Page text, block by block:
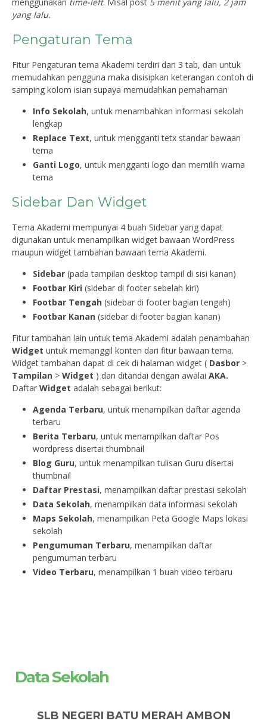
yang lalu.
Pengaturan Tema
Fitur Pengaturan tema Akademi terdiri dari 3 tab, dan untuk
memudahkan pengguna maka disisipkan keterangan contoh di
samping kolom isian supaya memudahkan pemahaman
Info Sekolah, untuk menambahkan informasi sekolah
lengkap
Replace Text, untuk mengganti tetx standar bawaan
tema
Ganti Logo, untuk mengganti logo dan memilih warna
tema
Sidebar Dan Widget
Tema Akademi mempunyai 4 buah Sidebar yang dapat
digunakan untuk menampilkan widget bawaan WordPress
maupun widget tambahan bawaan tema Akademi.
Sidebar (pada tampilan desktop tampil di sisi kanan)
Footbar Kiri (sidebar di footer sebelah kiri)
Footbar Tengah (sidebar di footer bagian tengah)
Footbar Kanan (sidebar di footer bagian kanan)
Fitur tambahan lain untuk tema Akademi adalah penambahan
Widget untuk memanggil konten dari fitur bawaan tema.
Widget tambahan dapat di cek di halaman widget ( Dasbor >
Tampilan > Widget ) dan ditandai dengan awalai AKA.
Daftar Widget adalah sebagai berikut:
Agenda Terbaru, untuk menampilkan daftar agenda
terbaru
Berita Terbaru, untuk menampilkan daftar Pos
wordpress disertai thumbnail
Blog Guru, untuk menampilkan tulisan Guru disertai
thumbnail
Daftar Prestasi, menampilkan daftar prestasi sekolah
Data Sekolah, menampilkan data informasi sekolah
Maps Sekolah, menampilkan Peta Google Maps lokasi
sekolah
Pengumuman Terbaru, menampilkan daftar
pengumuman terbaru
Video Terbaru, menampilkan 1 buah video terbaru
Data Sekolah
SLB NEGERI BATU MERAH AMBON